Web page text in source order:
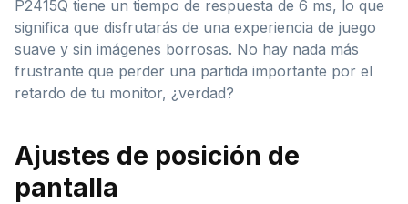
P2415Q tiene un tiempo de respuesta de 6 ms, lo que
significa que disfrutarás de una experiencia de juego
suave y sin imágenes borrosas. No hay nada más
frustrante que perder una partida importante por el
retardo de tu monitor, ¿verdad?
Ajustes de posición de
pantalla